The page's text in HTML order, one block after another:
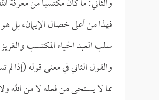
فهذا من أعلى خصال الإيمان، بل
سلب العبد الحياء المكتسب
والقول الثاني في معنى قوله (إذا
مما لا يستحى من فعله لا من الله